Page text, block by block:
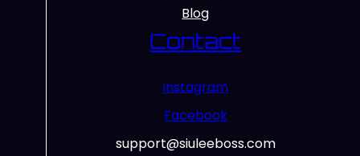
Blog
Contact
Instagram
Facebook
support@siuleeboss.com